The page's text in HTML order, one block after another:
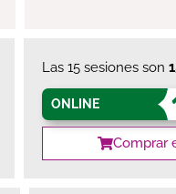
Las 15 sesiones son
ONLINE
Comprar